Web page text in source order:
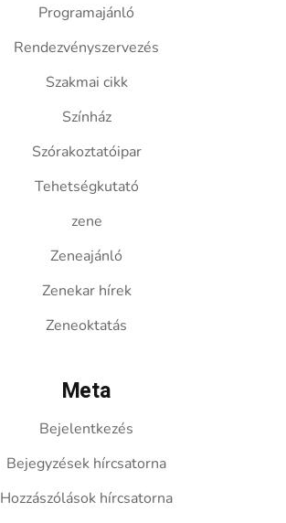
Programajánló
Rendezvényszervezés
Szakmai cikk
Színház
Szórakoztatóipar
Tehetségkutató
zene
Zeneajánló
Zenekar hírek
Zeneoktatás
Meta
Bejelentkezés
Bejegyzések hírcsatorna
Hozzászólások hírcsatorna